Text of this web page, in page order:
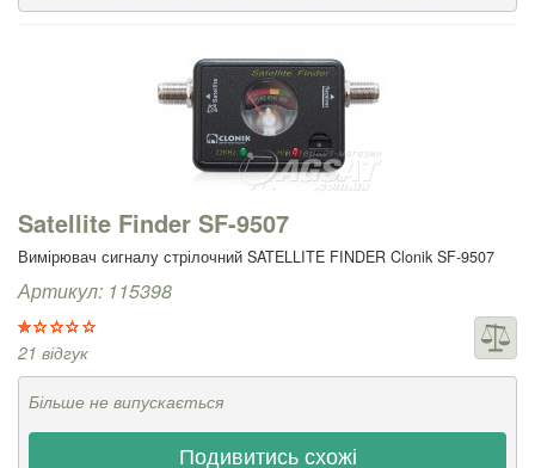
Satellite Finder SF-9507
Вимірювач сигналу стрілочний SATELLITE FINDER Clonik SF-9507
Артикул: 115398
21 відгук
Більше не випускається
Подивитись схожі